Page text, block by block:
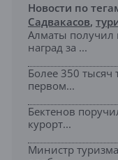
Новости по
Садвакасов,
Алматы получил
наград за ...
Более 350 тысяч
первом...
Бектенов
курорт...
Министр